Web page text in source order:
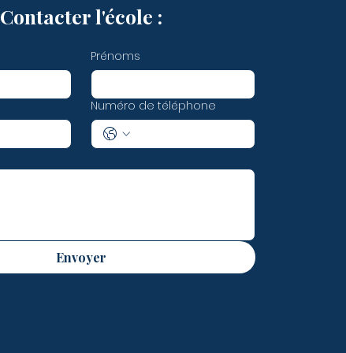
Contacter l'école :
Prénoms
Numéro de téléphone
Envoyer